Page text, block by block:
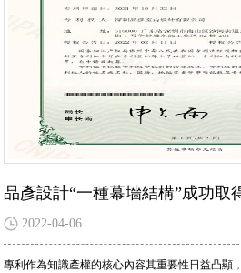
品彥設計“一種幕墻結構”成功取
2022-04-06
專利作為知識產權的核心內容其重要性日益凸顯